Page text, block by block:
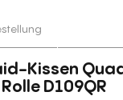
Kissen
D109QR